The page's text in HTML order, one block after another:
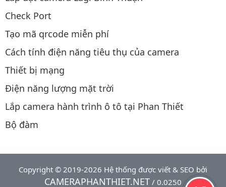
Check Port
Tạo mã qrcode miễn phí
Cách tính điện năng tiêu thụ của camera
Thiết bị mạng
Điện năng lượng mặt trời
Lắp camera hành trình ô tô tại Phan Thiết
Bộ đàm
Copyright © 2019-2026 Hệ thống được viết & SEO bởi
CAMERAPHANTHIET.NET / 0.0250